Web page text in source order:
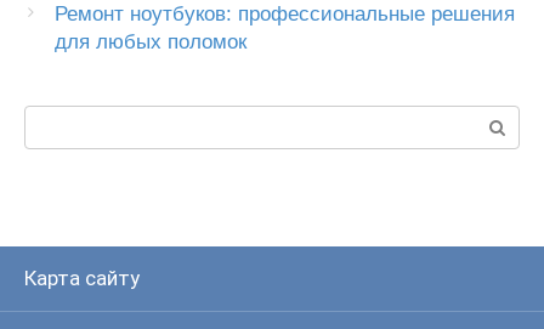
Ремонт ноутбуков: профессиональные решения
для любых поломок
Карта сайту